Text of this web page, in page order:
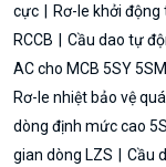
cực
Rơ-le khởi động
RCCB
Cầu dao tự
AC cho MCB 5SY
Rơ-le nhiệt bảo vệ
dòng định mức cao
gian dòng LZS
Cầu